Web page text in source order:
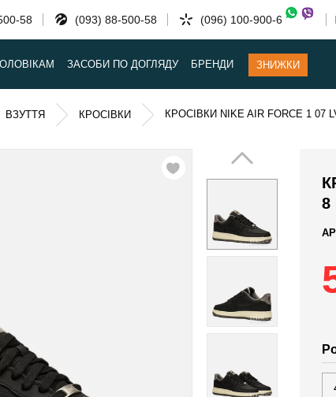
58 (093) 88-500-58 (096) 100-900-6
ЗАСОБИ ПО ДОГЛЯДУ БРЕНДИ ЗНИЖКИ
ВЗУТТЯ КРОСІВКИ КРОСІВКИ NIKE AIR FORCE 1 07
8